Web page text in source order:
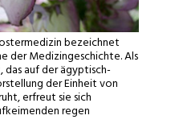
bezeichnet
der Medizingeschichte. Als
auf der ägyptisch-
der Einheit von
erfreut sie sich
regen